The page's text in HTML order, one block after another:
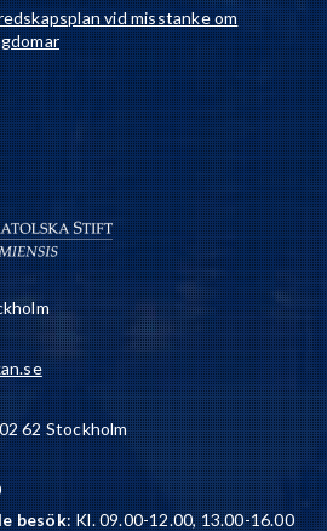
vid misstanke om
62 Stockholm
besök: Kl. 09.00-12.00, 13.00-16.00